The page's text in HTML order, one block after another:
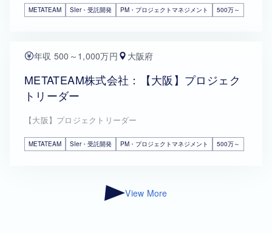
METATEAM SIer・受託開発 PM・プロジェクトマネジメント 500万～
年収 500～1,000万円 大阪府
METATEAM株式会社：【大阪】プロジェク
トリーダー
【大阪】プロジェクトリーダー
METATEAM SIer・受託開発 PM・プロジェクトマネジメント 500万～
View More